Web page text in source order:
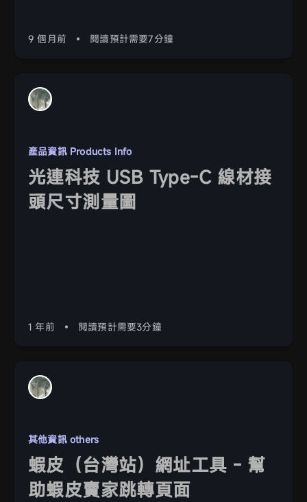
9 個月前 • 閱讀預計需要7分鐘
產品資訊 Products Info
光連科技 USB Type-C 線材接
頭尺寸測量圖
1 年前 • 閱讀預計需要3分鐘
其他資訊 others
蝦皮（台灣站）網址工具 - 幫
助蝦皮賣家跳轉頁面